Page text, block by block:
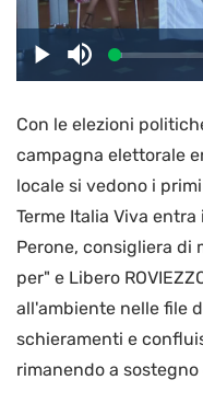
PlayDisattiva
l’audio
Caricato:
3.71%
Con le elezioni
campagna elettorale
locale si vedono i
Terme Italia Viva
Perone, consigliera di
per" e Libero
all'ambiente nelle file
schieramenti e
rimanendo a